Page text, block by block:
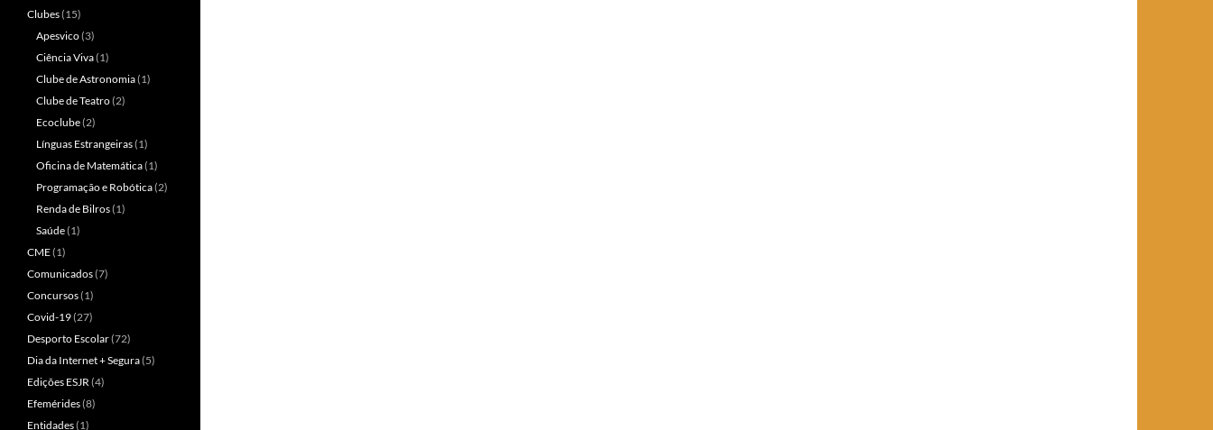
Clubes(15)
Apesvico(3)
Ciência Viva(1)
Clube de Astronomia(1)
Clube de Teatro(2)
Ecoclube(2)
Línguas Estrangeiras(1)
Oficina de Matemática(1)
Programação e Robótica(2)
Renda de Bilros(1)
Saúde(1)
CME(1)
Comunicados(7)
Concursos(1)
Covid-19(27)
Desporto Escolar(72)
Dia da Internet + Segura(5)
Edições ESJR (4)
Efemérides(8)
Entidades(1)